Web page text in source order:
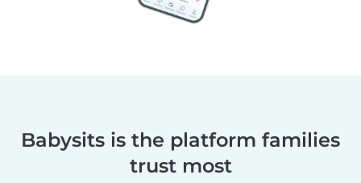
Babysits is the platform families
trust most